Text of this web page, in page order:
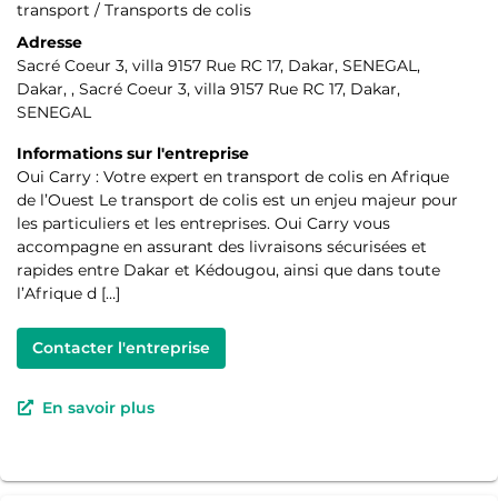
transport / Transports de colis
Adresse
Sacré Coeur 3, villa 9157 Rue RC 17, Dakar, SENEGAL,
Dakar, , Sacré Coeur 3, villa 9157 Rue RC 17, Dakar,
SENEGAL
Informations sur l'entreprise
Oui Carry : Votre expert en transport de colis en Afrique
de l’Ouest Le transport de colis est un enjeu majeur pour
les particuliers et les entreprises. Oui Carry vous
accompagne en assurant des livraisons sécurisées et
rapides entre Dakar et Kédougou, ainsi que dans toute
l’Afrique d […]
Contacter l'entreprise
En savoir plus